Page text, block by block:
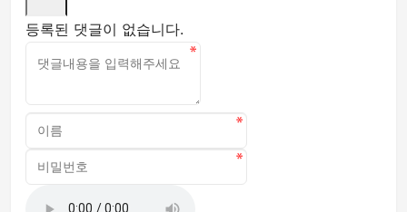
등록된 댓글이 없습니다.